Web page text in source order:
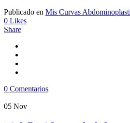
Publicado en Mis Curvas
0 Likes
Share
0 Comentarios
05 Nov